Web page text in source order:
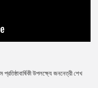
উপলক্ষ্যে জননেত্রী শেখ